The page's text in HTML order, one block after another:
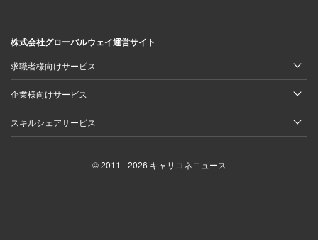
株式会社グローバルウェイ運営サイト
求職者様向けサービス
企業様向けサービス
スキルシェアサービス
© 2011 - 2026 キャリコネニュース